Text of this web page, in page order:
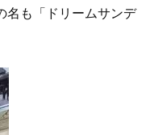
名も「ドリームサンデ